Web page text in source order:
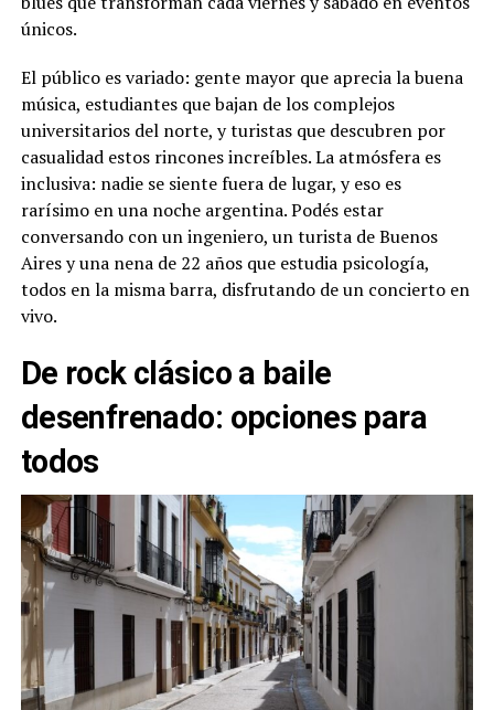
únicos.
El público es variado: gente mayor que aprecia la buena
música, estudiantes que bajan de los complejos
universitarios del norte, y turistas que descubren por
casualidad estos rincones increíbles. La atmósfera es
inclusiva: nadie se siente fuera de lugar, y eso es
rarísimo en una noche argentina. Podés estar
conversando con un ingeniero, un turista de Buenos
Aires y una nena de 22 años que estudia psicología,
todos en la misma barra, disfrutando de un concierto en
vivo.
De rock clásico a baile
desenfrenado: opciones para
todos